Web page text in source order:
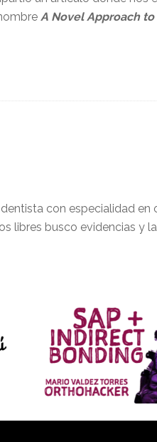
A Novel Approach
con especialidad
libres busco evidencias y